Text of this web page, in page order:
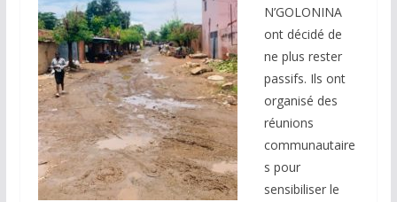
N’GOLONINA
ont décidé de
ne plus rester
passifs. Ils ont
organisé des
réunions
communautaire
s pour
sensibiliser le